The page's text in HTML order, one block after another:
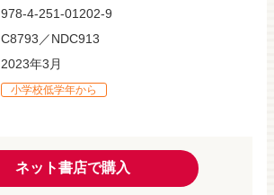
978-4-251-01202-9
C8793／NDC913
2023年3月
小学校低学年から
ネット書店で購入